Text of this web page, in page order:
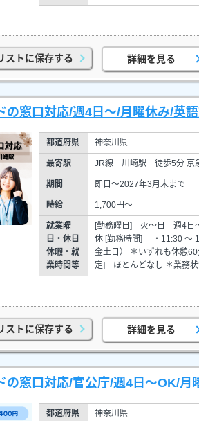
ストに保存する 詳細を見る
の窓口対応/週4日～/月曜休み/英
都道府県 神奈川県
最寄駅 JR線 川崎駅 徒歩5分
期間 即日～2027年3月末まで
時給 1,700円～
就業曜
日・休日
休暇・就
業時間等
[勤務曜日] 火～日 週4日
休 [勤務時間] ・11:30 ～
金土日） ＊いずれも休憩
定] ほとんどなし ＊業務状
ストに保存する 詳細を見る
の窓口対応/官公庁/週4日～OK/月
都道府県 神奈川県